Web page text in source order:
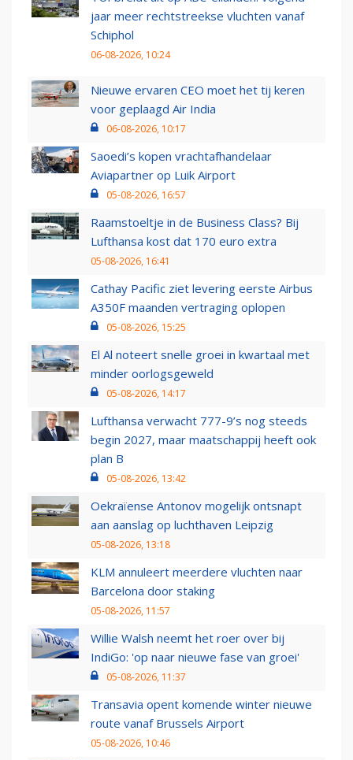
jaar meer rechtstreekse vluchten vanaf
Schiphol
06-08-2026, 10:24
Nieuwe ervaren CEO moet het tij keren
voor geplaagd Air India
06-08-2026, 10:17
Saoedi’s kopen vrachtafhandelaar
Aviapartner op Luik Airport
05-08-2026, 16:57
Raamstoeltje in de Business Class? Bij
Lufthansa kost dat 170 euro extra
05-08-2026, 16:41
Cathay Pacific ziet levering eerste Airbus
A350F maanden vertraging oplopen
05-08-2026, 15:25
El Al noteert snelle groei in kwartaal met
minder oorlogsgeweld
05-08-2026, 14:17
Lufthansa verwacht 777-9’s nog steeds
begin 2027, maar maatschappij heeft ook
plan B
05-08-2026, 13:42
Oekraïense Antonov mogelijk ontsnapt
aan aanslag op luchthaven Leipzig
05-08-2026, 13:18
KLM annuleert meerdere vluchten naar
Barcelona door staking
05-08-2026, 11:57
Willie Walsh neemt het roer over bij
IndiGo: 'op naar nieuwe fase van groei'
05-08-2026, 11:37
Transavia opent komende winter nieuwe
route vanaf Brussels Airport
05-08-2026, 10:46